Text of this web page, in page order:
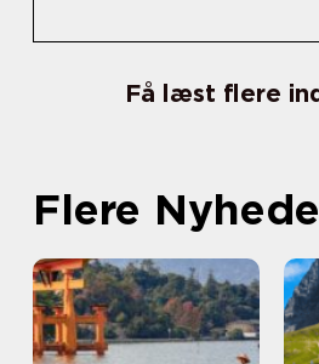
Få læst flere
Flere